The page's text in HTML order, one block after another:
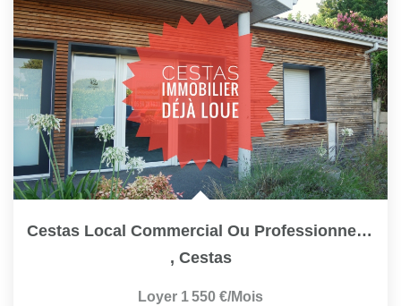
Cestas Local Commercial Ou Professionnel 82.70m2 À Louer...
, Cestas
Loyer 1 550 €/mois